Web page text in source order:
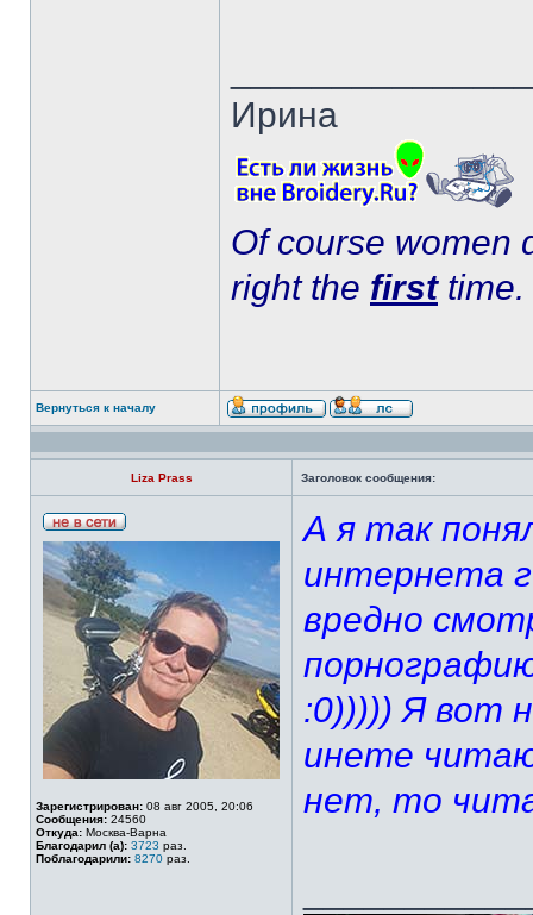
Ирина
Of course women
right the firsttime.
Вернуться к началу
Liza Prass Заголовок сообщения:
Зарегистрирован: 08 авг 2005, 20:06
Сообщения: 24560
Откуда: Москва-Варна
Благодарил (а): 3723 раз.
Поблагодарили: 8270 раз.
А я так
интернета
вредно
:0))))) Я вот
инете
нет, то